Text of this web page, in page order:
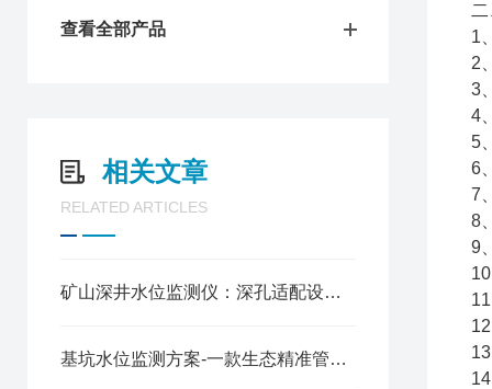
查看全部产品
相关文章
RELATED ARTICLES
矿山深井水位监测仪：深孔适配设计，筑牢地下安全防线
基坑水位监测方案-一款生态精准管理的地下水位监测仪器2025全+境+派+送
1
2
3
4
5
6
7
8
9